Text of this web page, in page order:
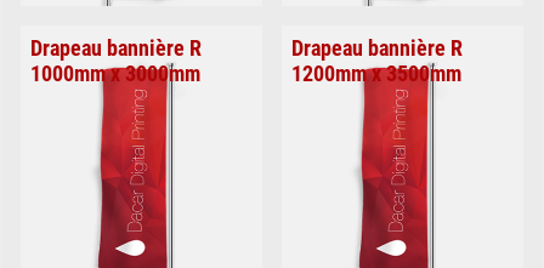
Drapeau bannière R
1000mm x 3000mm
Drapeau bannière R
1200mm x 3500mm